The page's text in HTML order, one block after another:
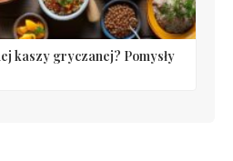
kaszy gryczanej? Pomysły